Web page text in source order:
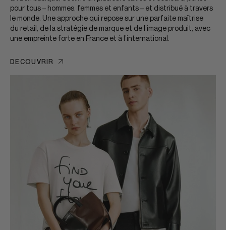
pour tous – hommes, femmes et enfants – et distribué à travers
le monde. Une approche qui repose sur une parfaite maîtrise
du retail, de la stratégie de marque et de l’image produit, avec
une empreinte forte en France et à l’international.
DÉCOUVRIR